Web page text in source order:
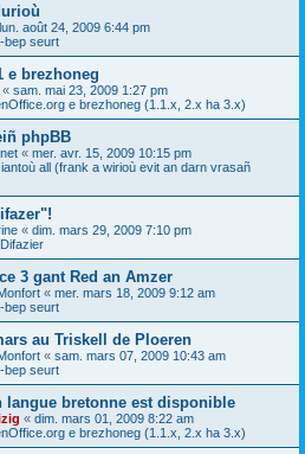
lun. août 24, 2009 6:44 pm
bep seurt
e brezhoneg
« sam. mai 23, 2009 1:27 pm
e brezhoneg (1.1.x, 2.x ha 3.x)
phpBB
« mer. avr. 15, 2009 10:15 pm
all (frank a wirioù evit an darn vrasañ
« dim. mars 29, 2009 7:10 pm
3 gant Red an Amzer
« mer. mars 18, 2009 9:12 am
bep seurt
au Triskell de Ploeren
« sam. mars 07, 2009 10:43 am
bep seurt
langue bretonne est disponible
« dim. mars 01, 2009 8:22 am
e brezhoneg (1.1.x, 2.x ha 3.x)